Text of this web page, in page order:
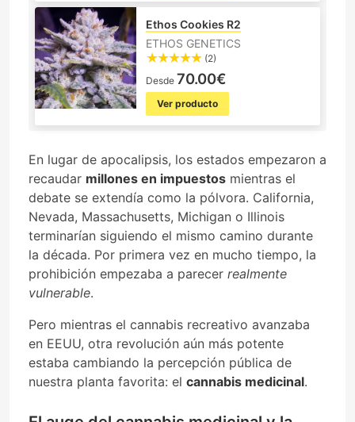
Ethos Cookies R2
ETHOS GENETICS
(2)
Desde 70.00€
Ver producto
En lugar de apocalipsis, los estados empezaron a
recaudar millones en impuestos mientras el
debate se extendía como la pólvora. California,
Nevada, Massachusetts, Michigan o Illinois
terminarían siguiendo el mismo camino durante
la década. Por primera vez en mucho tiempo, la
prohibición empezaba a parecer realmente
vulnerable.
Pero mientras el cannabis recreativo avanzaba
en EEUU, otra revolución aún más potente
estaba cambiando la percepción pública de
nuestra planta favorita: el cannabis medicinal.